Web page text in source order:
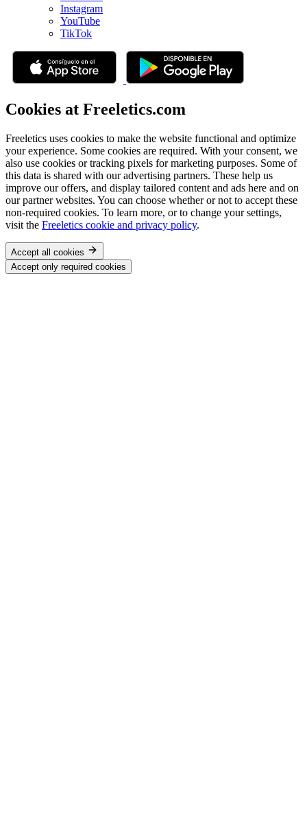
Instagram
YouTube
TikTok
Cookies at Freeletics.com
Freeletics uses cookies to make the website functional and optimize
your experience. Some cookies are required. With your consent, we
also use cookies or tracking pixels for marketing purposes. Some of
this data is shared with our advertising partners. These help us
improve our offers, and display tailored content and ads here and on
our partner websites. You can choose whether or not to accept these
non-required cookies. To learn more, or to change your settings,
visit the Freeletics cookie and privacy policy.
Accept all cookies
Accept only required cookies